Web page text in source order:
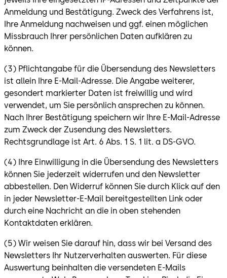
Anmeldung und Bestätigung. Zweck des Verfahrens ist,
Ihre Anmeldung nachweisen und ggf. einen möglichen
Missbrauch Ihrer persönlichen Daten aufklären zu
können.
(3) Pflichtangabe für die Übersendung des Newsletters
ist allein Ihre E-Mail-Adresse. Die Angabe weiterer,
gesondert markierter Daten ist freiwillig und wird
verwendet, um Sie persönlich ansprechen zu können.
Nach Ihrer Bestätigung speichern wir Ihre E-Mail-Adresse
zum Zweck der Zusendung des Newsletters.
Rechtsgrundlage ist Art. 6 Abs. 1 S. 1 lit. a DS-GVO.
(4) Ihre Einwilligung in die Übersendung des Newsletters
können Sie jederzeit widerrufen und den Newsletter
abbestellen. Den Widerruf können Sie durch Klick auf den
in jeder Newsletter-E-Mail bereitgestellten Link oder
durch eine Nachricht an die in oben stehenden
Kontaktdaten erklären.
(5) Wir weisen Sie darauf hin, dass wir bei Versand des
Newsletters Ihr Nutzerverhalten auswerten. Für diese
Auswertung beinhalten die versendeten E-Mails